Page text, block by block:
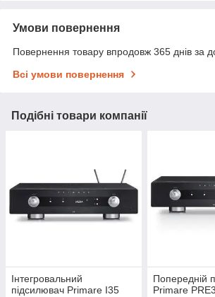
Умови повернення
Повернення товару впродовж 365 днів за
Всі умови повернення
Подібні товари компанії
Інтегровальний
підсилювач Primare I35
Попередній
Primare